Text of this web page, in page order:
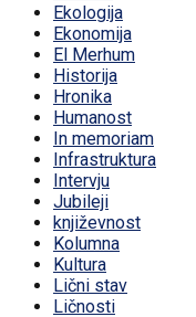
Ekologija
Ekonomija
El Merhum
Historija
Hronika
Humanost
In memoriam
Infrastruktura
Intervju
Jubileji
književnost
Kolumna
Kultura
Lični stav
Ličnosti